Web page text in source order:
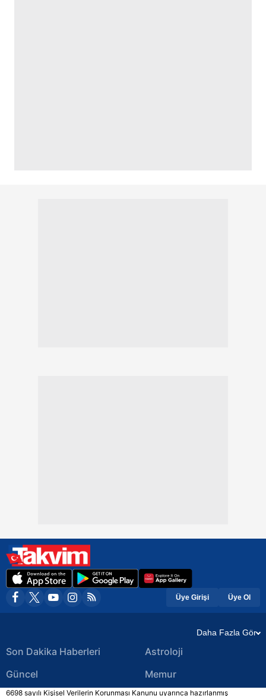
Üye Girişi Üye Ol
Daha Fazla Gör
Son Dakika Haberleri
Güncel
Astroloji
Memur
6698 sayılı Kişisel Verilerin Korunması Kanunu uyarınca hazırlanmış